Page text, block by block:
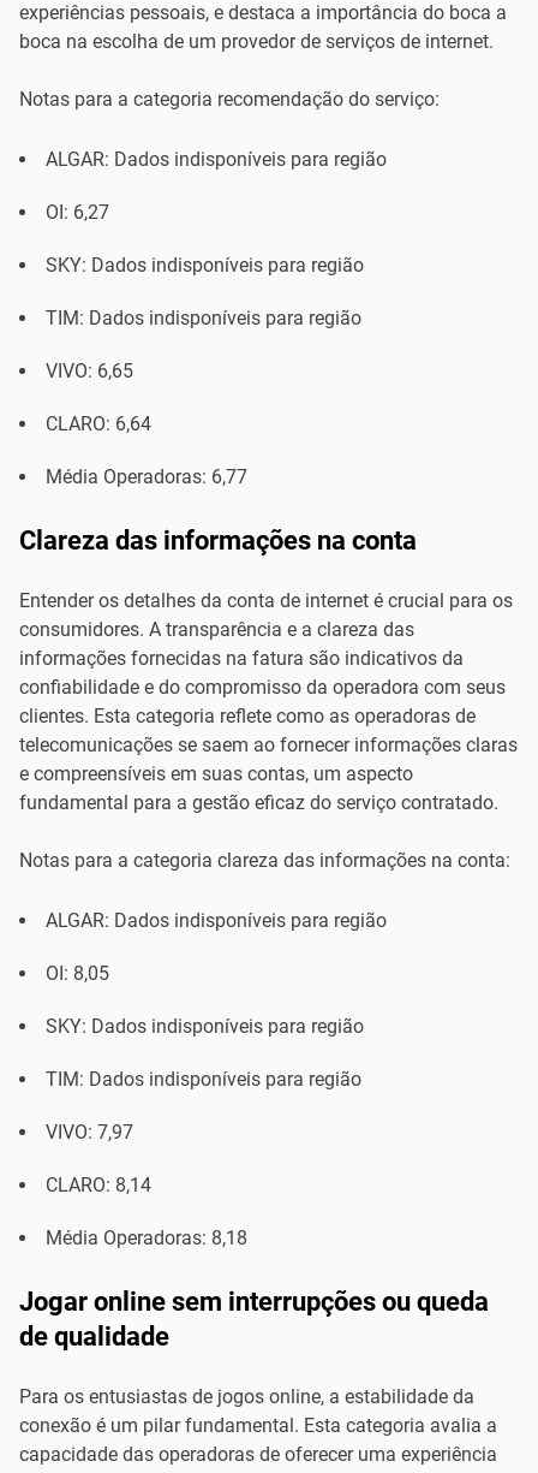
experiências pessoais, e destaca a importância do boca a
boca na escolha de um provedor de serviços de internet.
Notas para a categoria recomendação do serviço:
ALGAR: Dados indisponíveis para região
OI: 6,27
SKY: Dados indisponíveis para região
TIM: Dados indisponíveis para região
VIVO: 6,65
CLARO: 6,64
Média Operadoras: 6,77
Clareza das informações na conta
Entender os detalhes da conta de internet é crucial para os
consumidores. A transparência e a clareza das
informações fornecidas na fatura são indicativos da
confiabilidade e do compromisso da operadora com seus
clientes. Esta categoria reflete como as operadoras de
telecomunicações se saem ao fornecer informações claras
e compreensíveis em suas contas, um aspecto
fundamental para a gestão eficaz do serviço contratado.
Notas para a categoria clareza das informações na conta:
ALGAR: Dados indisponíveis para região
OI: 8,05
SKY: Dados indisponíveis para região
TIM: Dados indisponíveis para região
VIVO: 7,97
CLARO: 8,14
Média Operadoras: 8,18
Jogar online sem interrupções ou queda
de qualidade
Para os entusiastas de jogos online, a estabilidade da
conexão é um pilar fundamental. Esta categoria avalia a
capacidade das operadoras de oferecer uma experiência